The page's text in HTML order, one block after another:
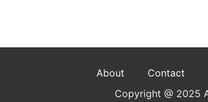
About Contact
Copyright @ 2025